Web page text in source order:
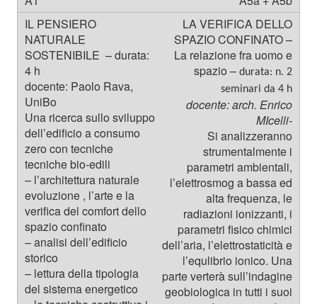
LA VERIFICA DELLO
SPAZIO CONFINATO –
La relazione fra uomo e
spazio – durata: n. 2
seminari da 4 h
docente: arch. Enrico
MIcelli-
Si analizzeranno
strumentalmente i
parametri ambientali,
l’elettrosmog a bassa ed
alta frequenza, le
radiazioni ionizzanti, i
parametri fisico chimici
dell’aria, l’elettrostaticità e
l’equlibrio ionico. Una
parte verterà sull’indagine
geobiologica in tutti i suoi